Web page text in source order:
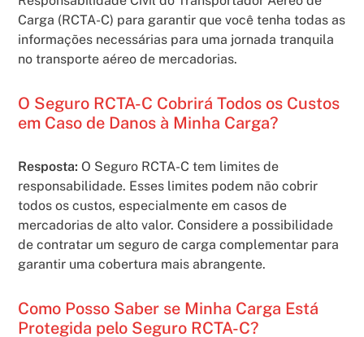
Carga (RCTA-C) para garantir que você tenha todas as
informações necessárias para uma jornada tranquila
no transporte aéreo de mercadorias.
O Seguro RCTA-C Cobrirá Todos os Custos
em Caso de Danos à Minha Carga?
Resposta: O Seguro RCTA-C tem limites de
responsabilidade. Esses limites podem não cobrir
todos os custos, especialmente em casos de
mercadorias de alto valor. Considere a possibilidade
de contratar um seguro de carga complementar para
garantir uma cobertura mais abrangente.
Como Posso Saber se Minha Carga Está
Protegida pelo Seguro RCTA-C?